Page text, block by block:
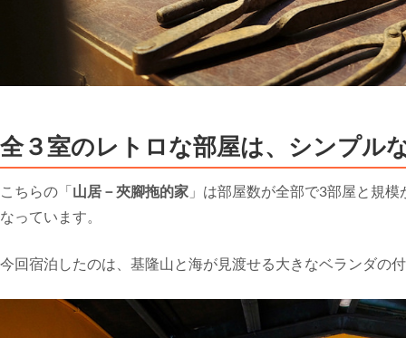
全３室のレトロな部屋は、シンプル
こちらの「 山居－夾腳拖的家 」は部屋数が全部で3部屋と規
なっています。
今回宿泊したのは、基隆山と海が見渡せる大きなベランダの